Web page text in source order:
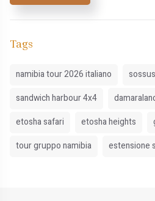
Tags
namibia tour 2026 italiano
sandwich harbour 4x4
etosha safari
etosha heights
tour gruppo namibia
estensione